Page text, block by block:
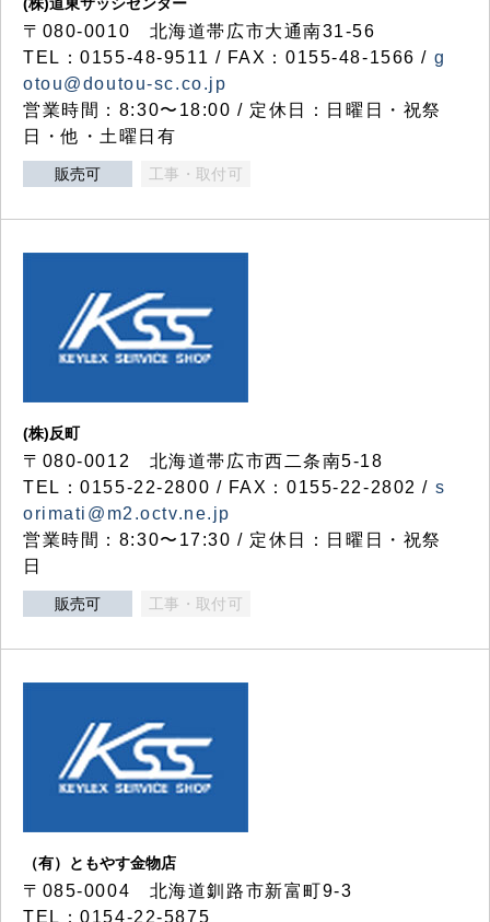
〒080-0010 北海道帯広市大通南31-56
TEL：0155-48-9511 / FAX：0155-48-1566 / g
otou@doutou-sc.co.jp
営業時間：8:30〜18:00 / 定休日：日曜日・祝祭
日・他・土曜日有
販売可 工事・取付可
(株)反町
〒080-0012 北海道帯広市西二条南5-18
TEL：0155-22-2800 / FAX：0155-22-2802 / s
orimati@m2.octv.ne.jp
営業時間：8:30〜17:30 / 定休日：日曜日・祝祭
日
販売可 工事・取付可
（有）ともやす金物店
〒085-0004 北海道釧路市新富町9-3
TEL：0154-22-5875